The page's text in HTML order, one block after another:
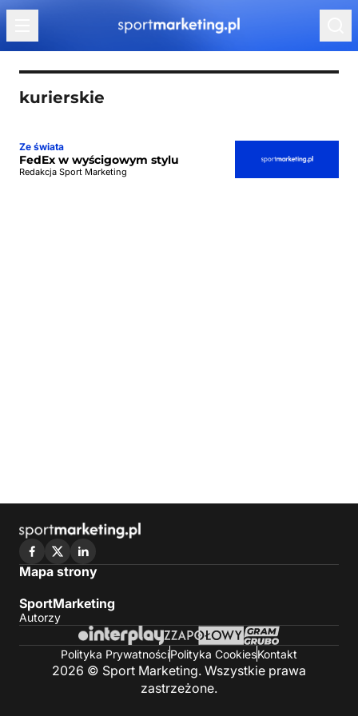
Przejdź do treści
kurierskie
Ze świata
FedEx w wyścigowym stylu
Redakcja Sport Marketing
Mapa strony
SportMarketing
Autorzy
Polityka PrywatnościPolityka CookiesKontakt
2026 © Sport Marketing. Wszystkie prawa
zastrzeżone.